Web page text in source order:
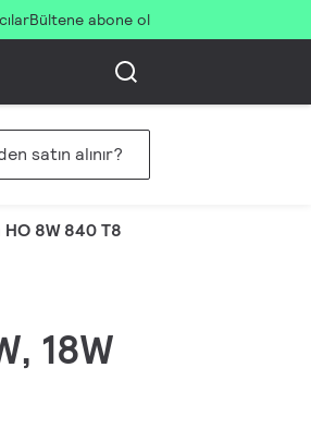
Bültene abone ol
satın alınır?
8W 840 T8
18W